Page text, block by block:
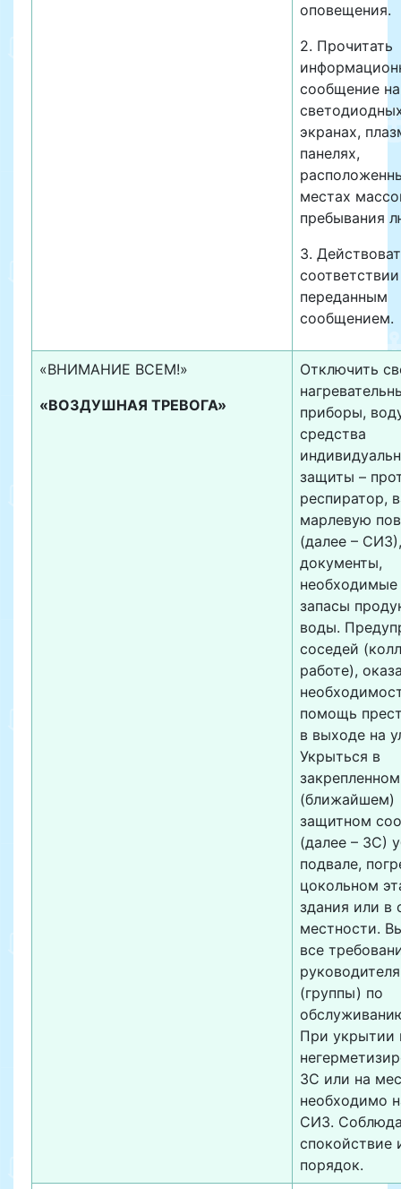
оповещения.
2. Прочитать
сообщение
экранах,
панелях,
местах
пребывания
3.
переданным
сообщением.
«ВНИМАНИЕ ВСЕМ!»
«ВОЗДУШНАЯ ТРЕВОГА»
Отключить
приборы,
средства
защиты –
респиратор,
марлевую
(далее –
документы,
запасы
воды.
соседей
работе),
помощь
в выходе на
Укрыться в
закрепленном
(ближайшем)
защитном
(далее – ЗС)
подвале,
цокольном
здания или в
местности.
все
(группы) по
При укрытии
ЗС или на
необходимо
СИЗ.
спокойствие
порядок.